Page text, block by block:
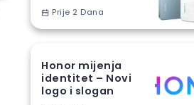
baterijom
Prije 2 Dana
Honor mijenja
identitet – Novi
logo i slogan